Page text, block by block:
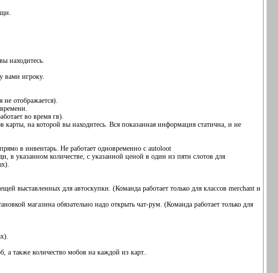
находитесь.
вами игроку.
отображается).
во время гв).
карты, на которой вы находитесь. Вся показанная информация статична, и не
в инвентарь. Не работает одновременно с autoloot
в указанном количестве, с указанной ценой в один из пяти слотов для
выставленных для автоскупки. (Команда работает только для классов merchant и
магазина обязательно надо открыть чат-рум. (Команда работает только для
также количество мобов на каждой из карт..